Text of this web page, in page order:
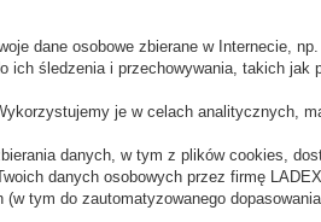
bez ich
regulator
oświetlenie
skroplin
dane osobowe zbierane w Internecie,
ich śledzenia i przechowywania, takich jak
je w celach analitycznych,
danych, w tym z plików cookies,
danych osobowych przez firmę
tym do zautomatyzowanego